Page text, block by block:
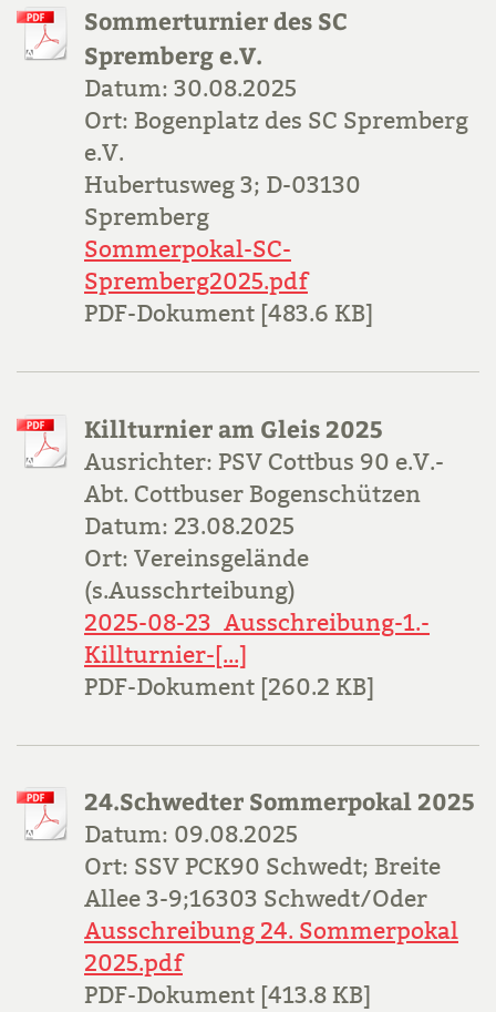
Sommerturnier des SC
Spremberg e.V.
Datum: 30.08.2025
Ort: Bogenplatz des SC Spremberg
e.V.
Hubertusweg 3; D-03130
Spremberg
Sommerpokal-SC-
Spremberg2025.pdf
PDF-Dokument [483.6 KB]
Killturnier am Gleis 2025
Ausrichter: PSV Cottbus 90 e.V.-
Abt. Cottbuser Bogenschützen
Datum: 23.08.2025
Ort: Vereinsgelände
(s.Ausschrteibung)
2025-08-23_Ausschreibung-1.-
Killturnier-[...]
PDF-Dokument [260.2 KB]
24.Schwedter Sommerpokal 2025
Datum: 09.08.2025
Ort: SSV PCK90 Schwedt; Breite
Allee 3-9;16303 Schwedt/Oder
Ausschreibung 24. Sommerpokal
2025.pdf
PDF-Dokument [413.8 KB]